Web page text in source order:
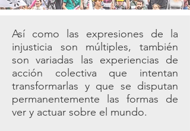
Así como las expresiones de la
injusticia son múltiples, también
son variadas las experiencias de
acción colectiva que intentan
transformarlas y que se disputan
permanentemente las formas de
ver y actuar sobre el mundo.